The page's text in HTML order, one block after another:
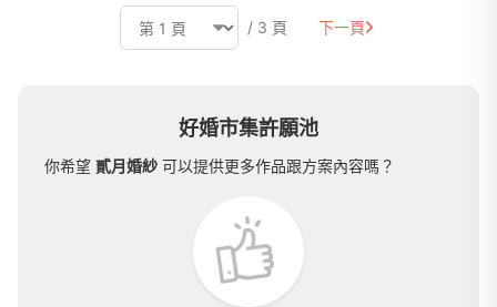
好婚市集許願池
你希望 貳月婚紗 可以提供更多作品跟方案內容嗎？
/ 3 頁 下一頁